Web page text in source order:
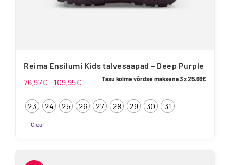
Reima Ensilumi Kids talvesaapad – Deep Purple
76.97€ – 109.95€ Hinnavahemik:
kuni
Tasu kolme võrdse maksena 3 x25.66€
23 24 25 26 27 28 29 30 31
Clear
on